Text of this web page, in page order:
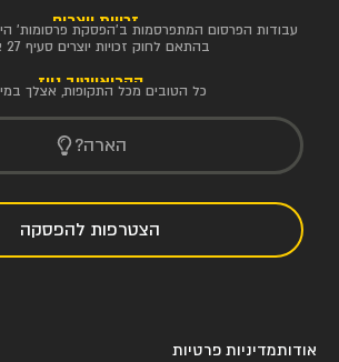
זכויות יוצרים
עבודות הפרסום המתפרסמות ב'הפסקת פרסומות'
בהתאם לחוק זכויות יוצרים סעיף 27 א'
הקריאייטיב ניוז
כל הטובים מכל התקופות, אצלך
הארה?
הצטרפות להפסקה
אודותמדיניות פרטיות